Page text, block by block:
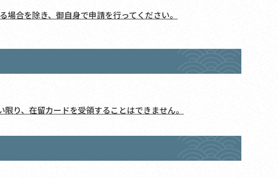
合を除き、御自身で申請を行ってください。
り、在留カードを受領することはできません。